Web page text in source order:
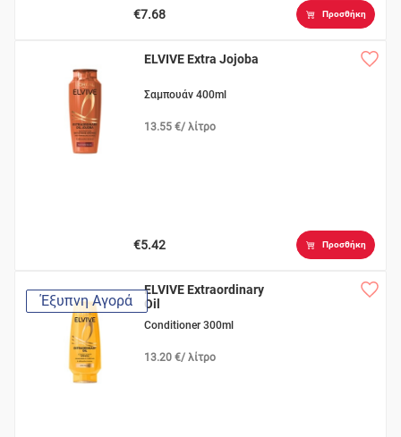
€7.68 Προσθήκη
ELVIVE Extra Jojoba
Σαμπουάν 400ml
13.55 €/ λίτρο
€5.42 Προσθήκη
Έξυπνη Αγορά
ELVIVE Extraordinary
Oil
Conditioner 300ml
13.20 €/ λίτρο